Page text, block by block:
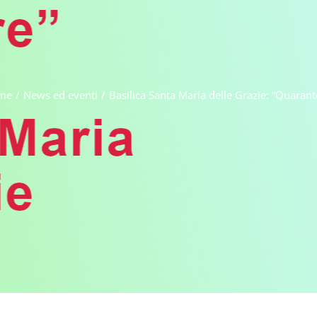
/ News ed eventi / Basilica Santa Maria delle Grazie: